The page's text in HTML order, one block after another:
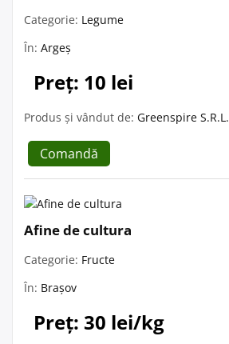
Categorie: Legume
În: Argeș
Preț: 10 lei
Produs și vândut de: Greenspire S.R.L.
Comandă
Afine de cultura
Categorie: Fructe
În: Brașov
Preț: 30 lei/kg